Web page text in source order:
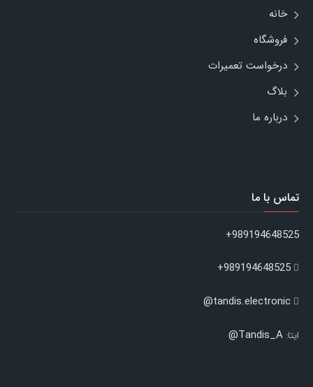
خانه
فروشگاه
درخواست تعمیرات
بلاگ
درباره ما
تماس با ما
989194648525+
989194648525+
tandis.electronic@
ایتا: Tandis_A@